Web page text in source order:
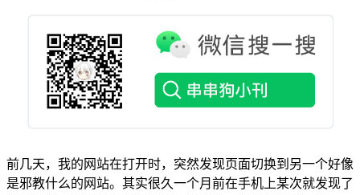
前几天，我的网站在打开时，突然发现页面切换到另一个好像
是邪教什么的网站。其实很久一个月前在手机上某次就发现了